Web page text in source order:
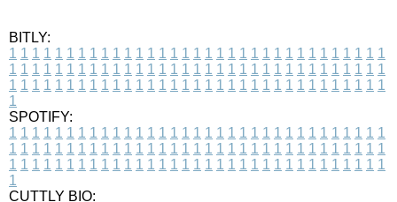
BITLY:
1 1 1 1 1 1 1 1 1 1 1 1 1 1 1 1 1 1 1 1 1 1 1 1 1 1 1 1 1 1 1 1 1
1 1 1 1 1 1 1 1 1 1 1 1 1 1 1 1 1 1 1 1 1 1 1 1 1 1 1 1 1 1 1 1 1
1 1 1 1 1 1 1 1 1 1 1 1 1 1 1 1 1 1 1 1 1 1 1 1 1 1 1 1 1 1 1 1 1
1
SPOTIFY:
1 1 1 1 1 1 1 1 1 1 1 1 1 1 1 1 1 1 1 1 1 1 1 1 1 1 1 1 1 1 1 1 1
1 1 1 1 1 1 1 1 1 1 1 1 1 1 1 1 1 1 1 1 1 1 1 1 1 1 1 1 1 1 1 1 1
1 1 1 1 1 1 1 1 1 1 1 1 1 1 1 1 1 1 1 1 1 1 1 1 1 1 1 1 1 1 1 1 1
1
CUTTLY BIO: